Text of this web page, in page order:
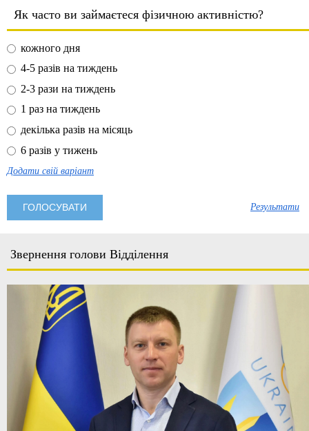
Як часто ви займаєтеся фізичною активністю?
кожного дня
4-5 разів на тиждень
2-3 рази на тиждень
1 раз на тиждень
декілька разів на місяць
6 разів у тижень
Додати свій варіант
Результати
Звернення голови Відділення